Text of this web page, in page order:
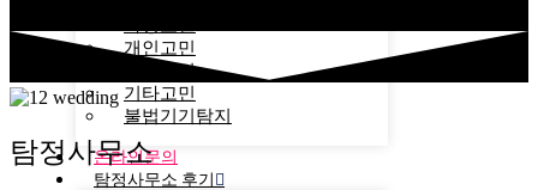
개인고민
기업고민
기타고민
불법기기탐지
온라인문의
탐정사무소 후기
탐정사무소